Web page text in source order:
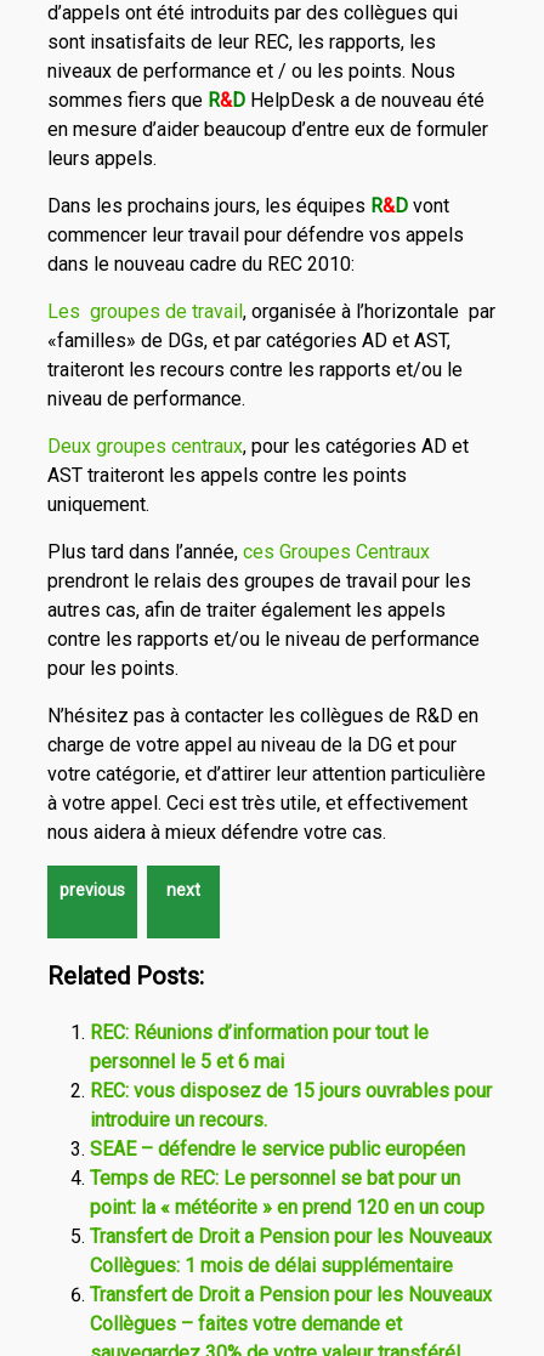
d’appels ont été introduits par des collègues qui
sont insatisfaits de leur REC, les rapports, les
niveaux de performance et / ou les points. Nous
sommes fiers que R&DHelpDesk a de nouveau été
en mesure d’aider beaucoup d’entre eux de formuler
leurs appels.
Dans les prochains jours, les équipes R&Dvont
commencer leur travail pour défendre vos appels
dans le nouveau cadre du REC 2010:
Les groupes de travail, organisée à l’horizontale par
«familles» de DGs, et par catégories AD et AST,
traiteront les recours contre les rapports et/ou le
niveau de performance.
Deux groupes centraux, pour les catégories AD et
AST traiteront les appels contre les points
uniquement.
Plus tard dans l’année, ces Groupes Centraux
prendront le relais des groupes de travail pour les
autres cas, afin de traiter également les appels
contre les rapports et/ou le niveau de performance
pour les points.
N’hésitez pas à contacter les collègues de R&D en
charge de votre appel au niveau de la DG et pour
votre catégorie, et d’attirer leur attention particulière
à votre appel. Ceci est très utile, et effectivement
nous aidera à mieux défendre votre cas.
Related Posts:
REC: Réunions d’information pour tout le
personnel le 5 et 6 mai
REC: vous disposez de 15 jours ouvrables pour
introduire un recours.
SEAE – défendre le service public européen
Temps de REC: Le personnel se bat pour un
point: la « météorite » en prend 120 en un coup
Transfert de Droit a Pension pour les Nouveaux
Collègues: 1 mois de délai supplémentaire
Transfert de Droit a Pension pour les Nouveaux
Collègues – faites votre demande et